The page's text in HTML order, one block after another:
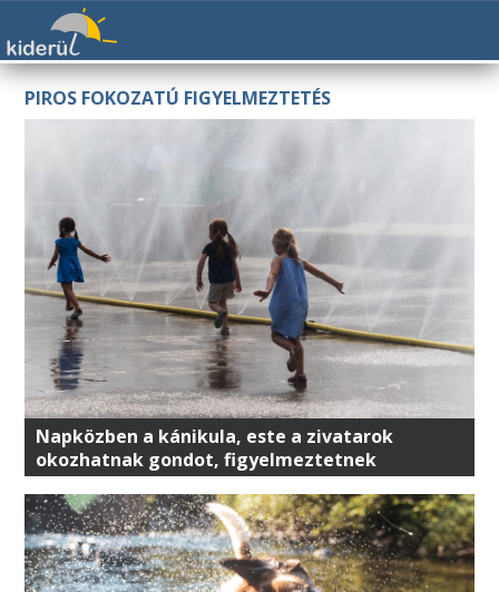
PIROS FOKOZATÚ FIGYELMEZTETÉS
Napközben a kánikula, este a zivatarok
okozhatnak gondot, figyelmeztetnek